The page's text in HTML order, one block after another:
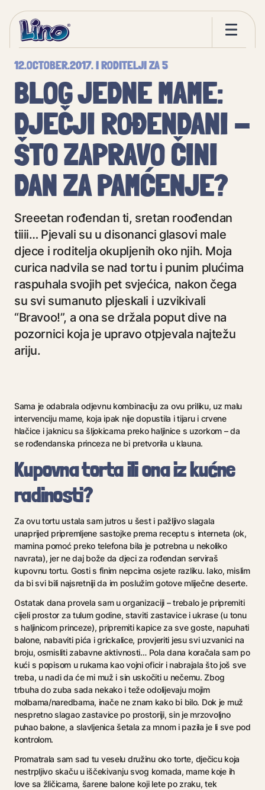
12.OCTOBER.2017.IRODITELJI ZA 5
BLOG JEDNE MAME:
DJEČJI ROĐENDANI -
ŠTO ZAPRAVO ČINI
DAN ZA PAMĆENJE?
Sreeetan rođendan ti, sretan roođendan
tiiii… Pjevali su u disonanci glasovi male
djece i roditelja okupljenih oko njih. Moja
curica nadvila se nad tortu i punim plućima
raspuhala svojih pet svjećica, nakon čega
su svi sumanuto pljeskali i uzvikivali
“Bravoo!”, a ona se držala poput dive na
pozornici koja je upravo otpjevala najtežu
ariju.
Sama je odabrala odjevnu kombinaciju za ovu priliku, uz malu
intervenciju mame, koja ipak nije dopustila i tijaru i crvene
hlačice i jaknicu sa šljokicama preko haljinice s uzorkom – da
se rođendanska princeza ne bi pretvorila u klauna.
Kupovna torta ili ona iz kućne
radinosti?
Za ovu tortu ustala sam jutros u šest i pažljivo slagala
unaprijed pripremljene sastojke prema receptu s interneta (ok,
mamina pomoć preko telefona bila je potrebna u nekoliko
navrata), jer ne daj bože da djeci za rođendan serviraš
kupovnu tortu. Gosti s finim nepcima osjete razliku. Iako, mislim
da bi svi bili najsretniji da im poslužim gotove mliječne deserte.
Ostatak dana provela sam u organizaciji – trebalo je pripremiti
cijeli prostor za tulum godine, staviti zastavice i ukrase (u tonu
s haljinicom princeze), pripremiti kapice za sve goste, napuhati
balone, nabaviti pića i grickalice, provjeriti jesu svi uzvanici na
broju, osmisliti zabavne aktivnosti… Pola dana koračala sam po
kući s popisom u rukama kao vojni oficir i nabrajala što još sve
treba, u nadi da će mi muž i sin uskočiti u nečemu. Zbog
trbuha do zuba sada nekako i teže odolijevaju mojim
molbama/naredbama, inače ne znam kako bi bilo. Dok je muž
nespretno slagao zastavice po prostoriji, sin je mrzovoljno
puhao balone, a slavljenica šetala za mnom i pazila je li sve pod
kontrolom.
Promatrala sam sad tu veselu družinu oko torte, dječicu koja
nestrpljivo skaču u iščekivanju svog komada, mame koje ih
love sa žličicama, šarene balone koji lete po zraku, tek